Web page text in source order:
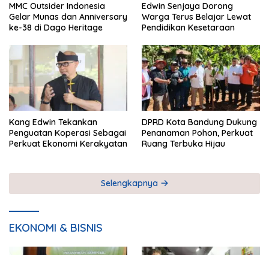
MMC Outsider Indonesia
Gelar Munas dan Anniversary
ke-38 di Dago Heritage
Edwin Senjaya Dorong
Warga Terus Belajar Lewat
Pendidikan Kesetaraan
Kang Edwin Tekankan
Penguatan Koperasi Sebagai
Perkuat Ekonomi Kerakyatan
DPRD Kota Bandung Dukung
Penanaman Pohon, Perkuat
Ruang Terbuka Hijau
Selengkapnya
EKONOMI & BISNIS